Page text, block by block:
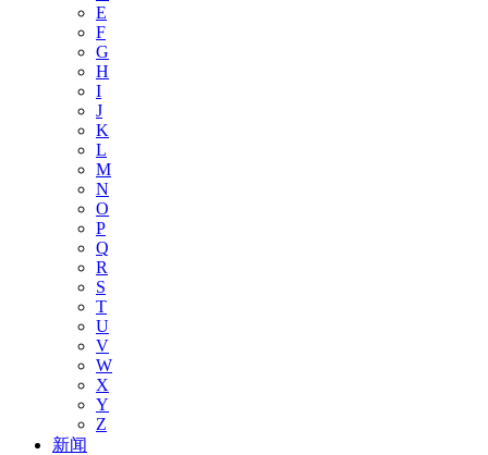
E
F
G
H
I
J
K
L
M
N
O
P
Q
R
S
T
U
V
W
X
Y
Z
新闻